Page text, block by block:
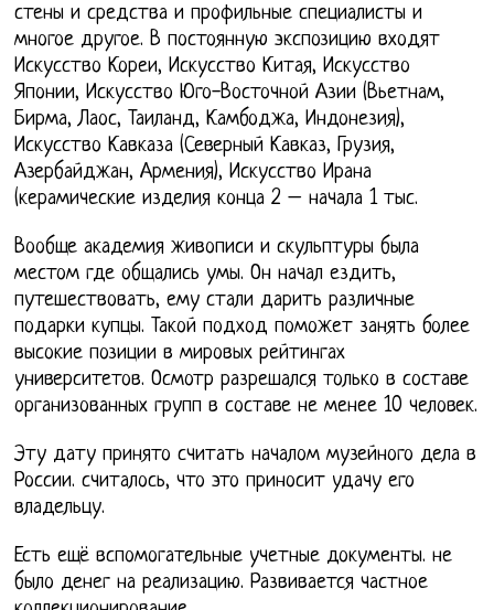
стены и средства и профильные специалисты и
многое другое. В постоянную экспозицию входят
Искусство Кореи, Искусство Китая, Искусство
Японии, Искусство Юго-Восточной Азии (Вьетнам,
Бирма, Лаос, Таиланд, Камбоджа, Индонезия),
Искусство Кавказа (Северный Кавказ, Грузия,
Азербайджан, Армения), Искусство Ирана
(керамические изделия конца 2 – начала 1 тыс.
Вообще академия живописи и скульптуры была
местом где общались умы. Он начал ездить,
путешествовать, ему стали дарить различные
подарки купцы. Такой подход поможет занять более
высокие позиции в мировых рейтингах
университетов. Осмотр разрешался только в составе
организованных групп в составе не менее 10 человек.
Эту дату принято считать началом музейного дела в
России. считалось, что это приносит удачу его
владельцу.
Есть ещё вспомогательные учетные документы. не
было денег на реализацию. Развивается частное